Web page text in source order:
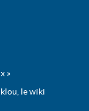
»
le wiki